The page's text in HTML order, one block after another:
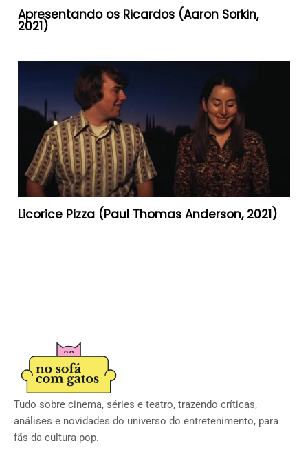
Apresentando os Ricardos (Aaron Sorkin,
2021)
Licorice Pizza (Paul Thomas Anderson, 2021)
Tudo sobre cinema, séries e teatro, trazendo críticas,
análises e novidades do universo do entretenimento, para
fãs da cultura pop.